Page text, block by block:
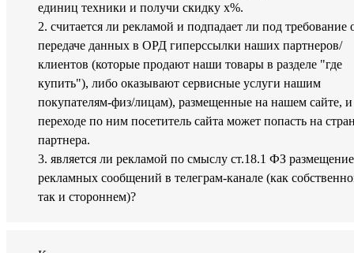
единиц техники и получи скидку х%.
2. считается ли рекламой и подпадает ли под требование
передаче данных в ОРД гиперссылки наших партнеров/
клиентов (которые продают наши товары в разделе "где
купить"), либо оказывают сервисные услуги нашим
покупателям-физ/лицам), размещенные на нашем сайте,
переходе по ним посетитель сайта может попасть на
партнера.
3. является ли рекламой по смыслу ст.18.1 ФЗ размещение
рекламных сообщений в телеграм-канале (как
так и стороннем)?